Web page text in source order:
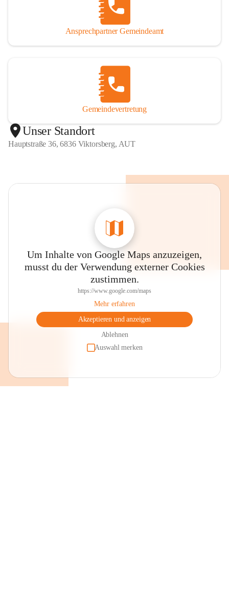
Ansprechpartner Gemeindeamt
Gemeindevertretung
Unser Standort
Hauptstraße 36, 6836 Viktorsberg, AUT
Um Inhalte von Google Maps anzuzeigen,
musst du der Verwendung externer Cookies
zustimmen.
https://www.google.com/maps
Mehr erfahren
Akzeptieren und anzeigen
Ablehnen
Auswahl merken